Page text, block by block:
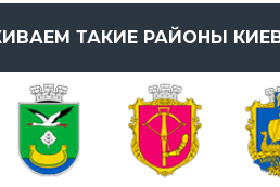
ТАКИЕ РАЙОНЫ